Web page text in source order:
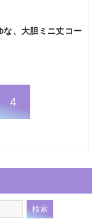
な、大胆ミニ丈コー
4